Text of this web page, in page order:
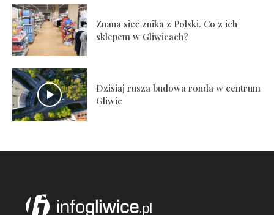
Znana sieć znika z Polski. Co z ich
sklepem w Gliwicach?
Dzisiaj rusza budowa ronda w centrum
Gliwic